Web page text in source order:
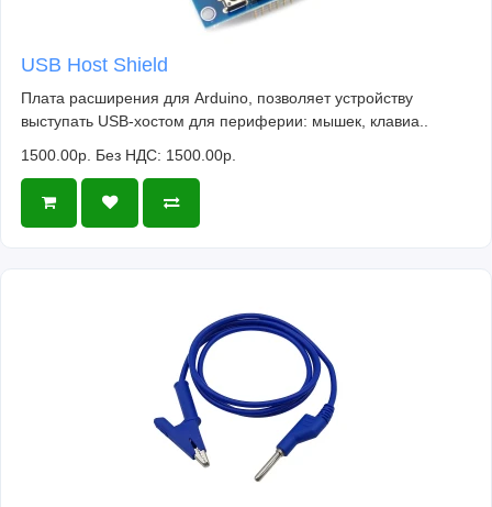
USB Host Shield
Плата расширения для Arduino, позволяет устройству
выступать USB-хостом для периферии: мышек, клавиа..
1500.00р. Без НДС: 1500.00р.